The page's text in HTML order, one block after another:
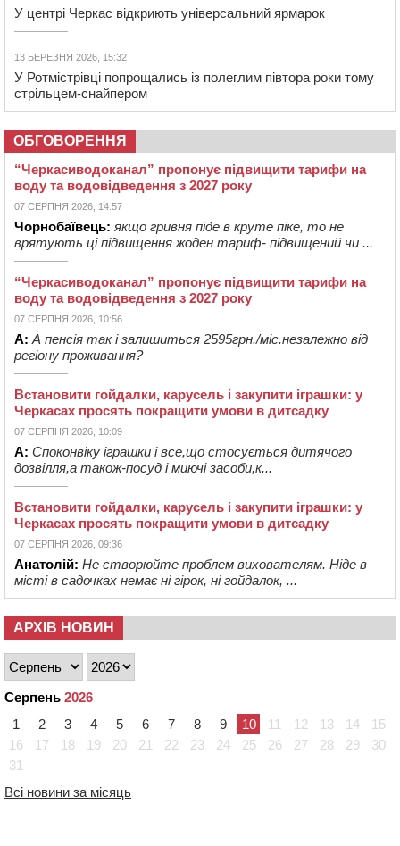
У центрі Черкас відкриють універсальний ярмарок
13 БЕРЕЗНЯ 2026, 15:32
У Ротмістрівці попрощались із полеглим півтора роки тому
стрільцем-снайпером
ОБГОВОРЕННЯ
“Черкасиводоканал” пропонує підвищити тарифи на
воду та водовідведення з 2027 року
07 СЕРПНЯ 2026, 14:57
Чорнобаївець: якщо гривня піде в круте піке, то не
врятують ці підвищення жоден тариф- підвищений чи ...
“Черкасиводоканал” пропонує підвищити тарифи на
воду та водовідведення з 2027 року
07 СЕРПНЯ 2026, 10:56
А: А пенсія так і залишиться 2595грн./міс.незалежно від
регіону проживання?
Встановити гойдалки, карусель і закупити іграшки: у
Черкасах просять покращити умови в дитсадку
07 СЕРПНЯ 2026, 10:09
А: Споконвіку іграшки і все,що стосується дитячого
дозвілля,а також-посуд і миючі засоби,к...
Встановити гойдалки, карусель і закупити іграшки: у
Черкасах просять покращити умови в дитсадку
07 СЕРПНЯ 2026, 09:36
Анатолій: Не створюйте проблем вихователям. Ніде в
місті в садочках немає ні гірок, ні гойдалок, ...
АРХІВ НОВИН
Серпень 2026
1
2 3 4 5 6 7 8 9 10 11 12 13 14
15
16
17 18 19 20 21 22 23 24 25 26 27 28 29
30
31
Всі новини за місяць